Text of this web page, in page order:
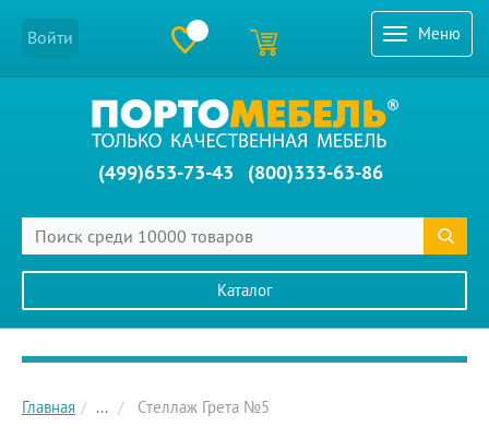
Меню
Войти
(499)653-73-43 (800)333-63-86
Каталог
Главное меню сайта
Главная ... Стеллаж Грета №5